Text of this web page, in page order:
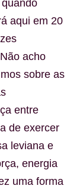
aqui em 20
acho
sobre as
entre
de exercer
leviana e
energia
uma forma